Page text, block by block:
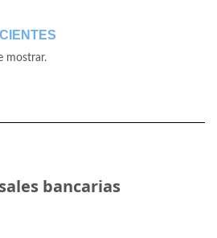
mostrar.
bancarias